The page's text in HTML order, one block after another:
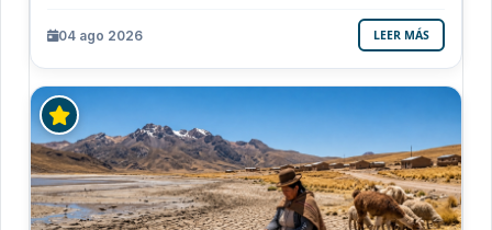
04 ago 2026 LEER MÁS